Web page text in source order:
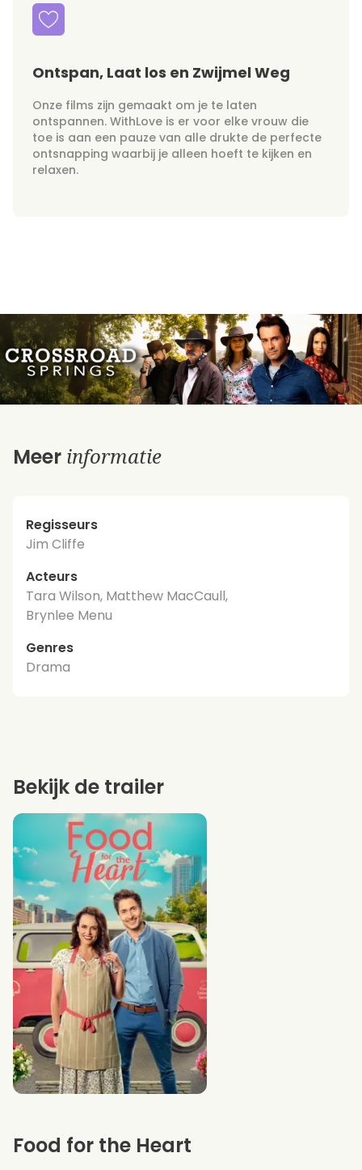
Ontspan, Laat los en Zwijmel Weg
Onze films zijn gemaakt om je te laten
ontspannen. WithLove is er voor elke vrouw die
toe is aan een pauze van alle drukte de perfecte
ontsnapping waarbij je alleen hoeft te kijken en
relaxen.
Meer informatie
Regisseurs
Jim Cliffe
Acteurs
Tara Wilson, Matthew MacCaull,
Brynlee Menu
Genres
Drama
Food for the Heart
Bekijk de trailer